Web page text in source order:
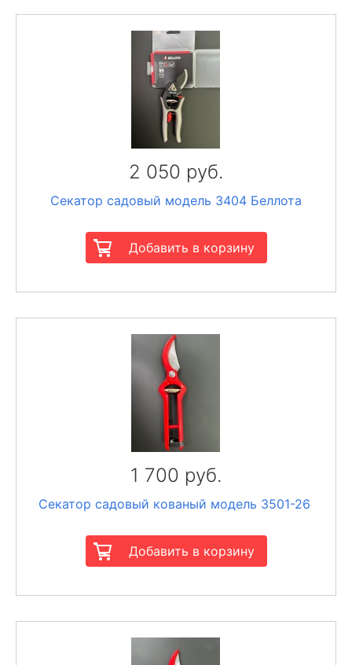
2 050 руб.
Секатор садовый модель 3404 Беллота
1 700 руб.
Секатор садовый кованый модель 3501-26